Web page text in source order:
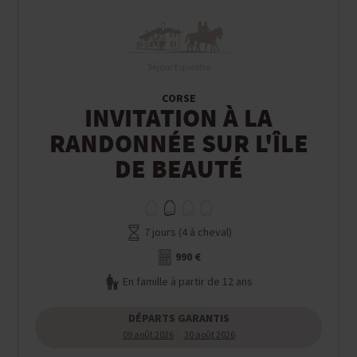
CORSE
INVITATION À LA
RANDONNÉE SUR L'ÎLE
DE BEAUTÉ
7 jours (4 à cheval)
990 €
En famille à partir de 12 ans
DÉPARTS GARANTIS
09 août 2026 30 août 2026